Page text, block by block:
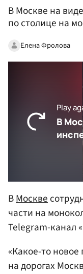
В Москве на
по столице на
Елена Фролова
ВМоскве
части на
Telegram-канал
«Какое-то
на дорогах